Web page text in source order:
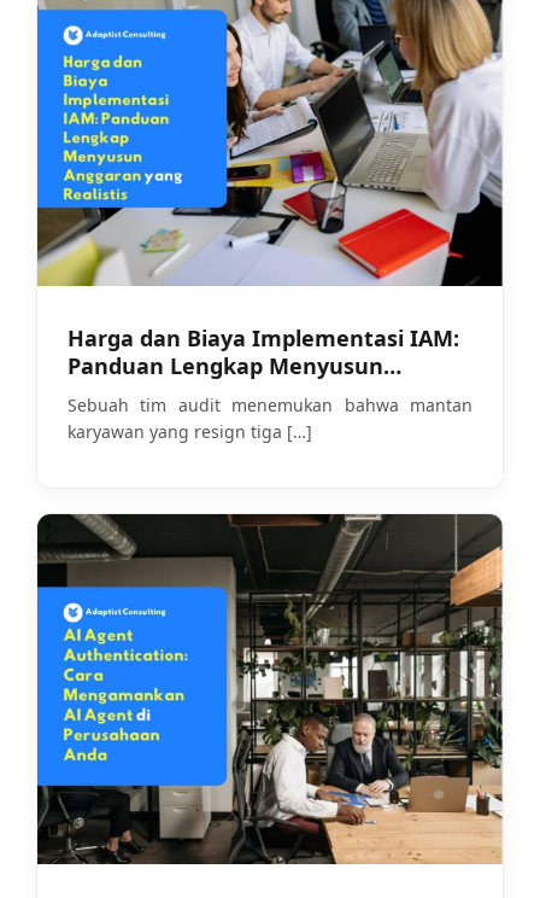
Harga dan Biaya Implementasi IAM:
Panduan Lengkap Menyusun
Anggaran yang Realistis
Sebuah tim audit menemukan bahwa mantan
karyawan yang resign tiga […]